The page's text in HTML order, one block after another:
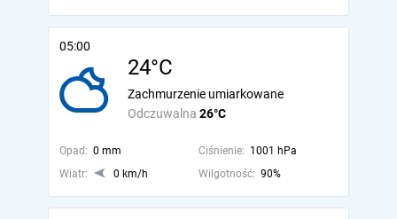
05:00
24°C
Odczuwalna 26°C
Zachmurzenie umiarkowane
Opad: 0 mm Ciśnienie: 1001 hPa
Wiatr:
0 km/h Wilgotność: 90%